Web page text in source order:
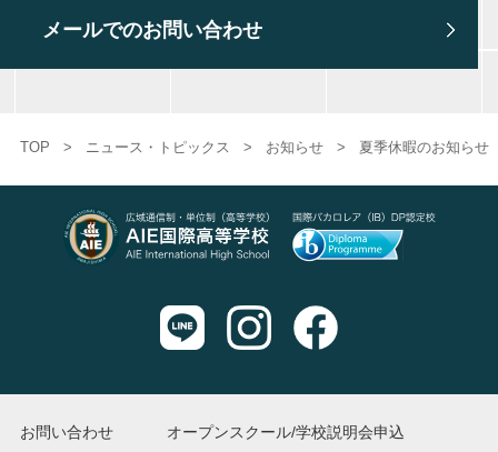
メールでのお問い合わせ
TOP > ニュース・トピックス > お知らせ > 夏季休暇のお知らせ
お問い合わせ オープンスクール/学校説明会申込